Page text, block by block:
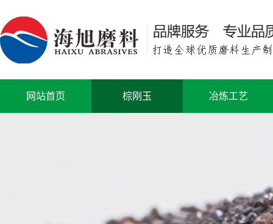
网站首页 棕刚玉 冶炼工艺